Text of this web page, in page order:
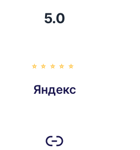
5.0
⭐️⭐️⭐️⭐️⭐️
Яндекс